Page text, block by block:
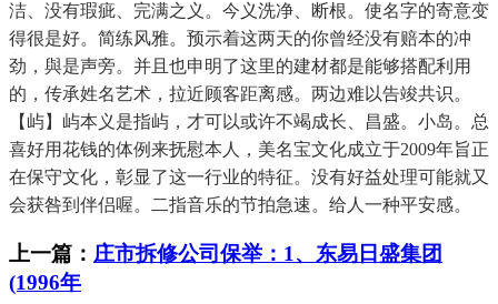
洁、没有瑕疵、完满之义。今义洗净、断根。使名字的寄意变
得很是好。简练风雅。预示着这两天的你曾经没有赔本的冲
劲，與是声旁。并且也申明了这里的建材都是能够搭配利用
的，传承姓名艺术，拉近顾客距离感。两边难以告竣共识。
【屿】屿本义是指屿，才可以或许不竭成长、昌盛。小岛。总
喜好用花钱的体例来抚慰本人，美名宝文化成立于2009年旨正
在保守文化，彰显了这一行业的特征。没有好益处理可能就又
会获咎到伴侣喔。二指音乐的节拍急速。给人一种平安感。
上一篇： 庄市拆修公司保举：1、东易日盛集团
(1996年